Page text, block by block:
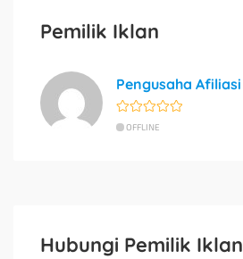
Pemilik Iklan
Pengusaha Afiliasi
OFFLINE
Hubungi Pemilik Iklan